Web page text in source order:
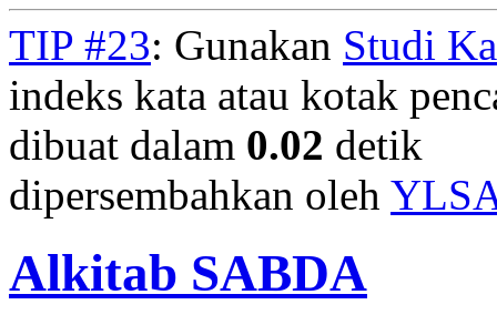
TIP #23: Gunakan Studi
indeks kata atau kotak
dibuat dalam 0.02 detik
dipersembahkan oleh
Alkitab SABDA